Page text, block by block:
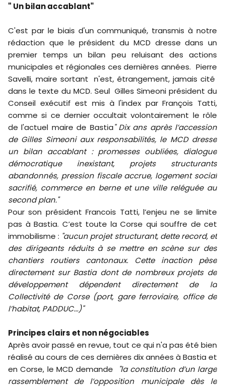
" Un bilan accablant"
C'est par le biais d'un communiqué, transmis à notre
rédaction que le président du MCD dresse dans un
premier temps un bilan peu reluisant des actions
municipales et régionales ces dernières années. Pierre
Savelli, maire sortant n'est, étrangement, jamais cité
dans le texte du MCD. Seul Gilles Simeoni président du
Conseil exécutif est mis à l'index par François Tatti,
comme si ce dernier occultait volontairement le rôle
de l'actuel maire de Bastia" Dix ans après l’accession
de Gilles Simeoni aux responsabilités, le MCD dresse
un bilan accablant : promesses oubliées, dialogue
démocratique inexistant, projets structurants
abandonnés, pression fiscale accrue, logement social
sacrifié, commerce en berne et une ville reléguée au
second plan."
Pour son président Francois Tatti, l’enjeu ne se limite
pas à Bastia. C’est toute la Corse qui souffre de cet
immobilisme : "aucun projet structurant, dette record, et
des dirigeants réduits à se mettre en scène sur des
chantiers routiers cantonaux. Cette inaction pèse
directement sur Bastia dont de nombreux projets de
développement dépendent directement de la
Collectivité de Corse (port, gare ferroviaire, office de
l’habitat, PADDUC...)"
Principes clairs et non négociables
Après avoir passé en revue, tout ce qui n'a pas été bien
réalisé au cours de ces dernières dix années à Bastia et
en Corse, le MCD demande
"la constitution d’un large
rassemblement de l’opposition municipale dès le